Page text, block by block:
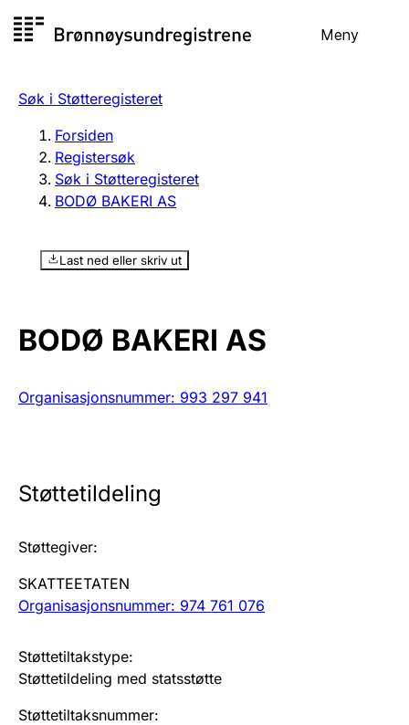
til
Meny
Registersøk
Aksjeselskap
Enkeltpersonforetak
Registrere, endre, slette
Jeger
Ektepaktveileder
Søk i Støtteregisteret
Forsiden
Registersøk
Søk i Støtteregisteret
BODØ BAKERI AS
Last ned eller skriv ut
BODØ BAKERI AS
Organisasjonsnummer: 993 297 941
Støttetildeling
Støttegiver:
SKATTEETATEN
Organisasjonsnummer: 974 761 076
Støttetiltakstype:
Støttetildeling med statsstøtte
Støttetiltaksnummer: